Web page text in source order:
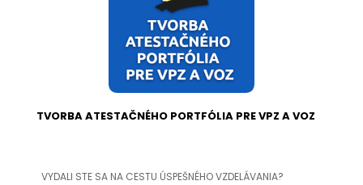
TVORBA ATESTAČNÉHO PORTFÓLIA PRE VPZ A VOZ
VYDALI STE SA NA CESTU ÚSPEŠNÉHO VZDELÁVANIA?